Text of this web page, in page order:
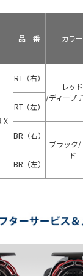
品 番 カラー
X
RT（右）
レッド
/ディープ
RT（左）
BR（右）
ブラック/
ド
BR（左）